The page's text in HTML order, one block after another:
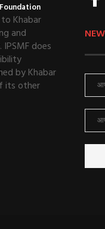
Khabar
and
does
by Khabar
its other